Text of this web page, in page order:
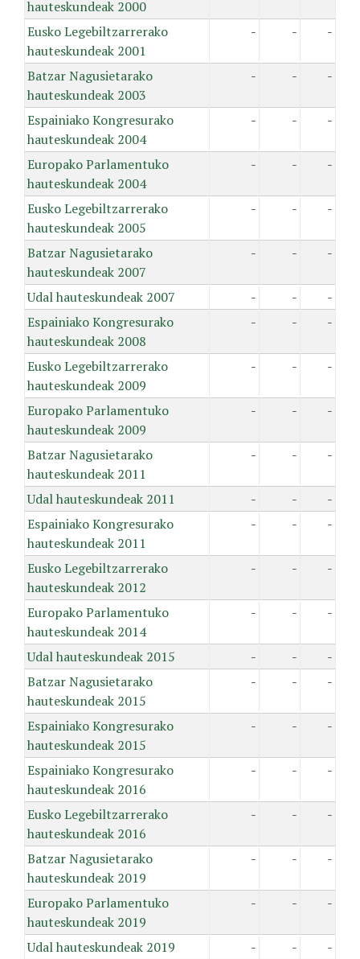
hauteskundeak 2000
Eusko Legebiltzarrerako
hauteskundeak 2001
- - -
Batzar Nagusietarako
hauteskundeak 2003
- - -
Espainiako Kongresurako
hauteskundeak 2004
- - -
Europako Parlamentuko
hauteskundeak 2004
- - -
Eusko Legebiltzarrerako
hauteskundeak 2005
- - -
Batzar Nagusietarako
hauteskundeak 2007
- - -
Udal hauteskundeak 2007 - -
-
Espainiako Kongresurako
hauteskundeak 2008
- - -
Eusko Legebiltzarrerako
hauteskundeak 2009
- - -
Europako Parlamentuko
hauteskundeak 2009
- - -
Batzar Nagusietarako
hauteskundeak 2011
- - -
Udal hauteskundeak 2011 - -
-
Espainiako Kongresurako
hauteskundeak 2011
- - -
Eusko Legebiltzarrerako
hauteskundeak 2012
- - -
Europako Parlamentuko
hauteskundeak 2014
- - -
Udal hauteskundeak 2015 - -
-
Batzar Nagusietarako
hauteskundeak 2015
- - -
Espainiako Kongresurako
hauteskundeak 2015
- - -
Espainiako Kongresurako
hauteskundeak 2016
- - -
Eusko Legebiltzarrerako
hauteskundeak 2016
- - -
Batzar Nagusietarako
hauteskundeak 2019
- - -
Europako Parlamentuko
hauteskundeak 2019
- - -
Udal hauteskundeak 2019 - -
-